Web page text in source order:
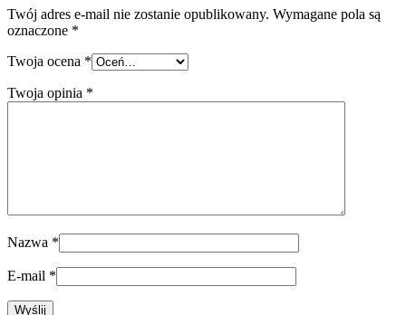
Twój adres e-mail nie zostanie opublikowany. Wymagane pola są
oznaczone *
Twoja ocena *
Twoja opinia *
Nazwa *
E-mail *